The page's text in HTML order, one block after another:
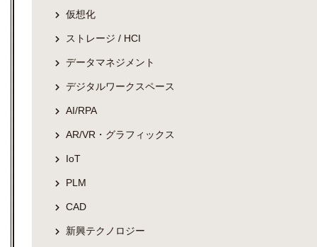
仮想化
ストレージ / HCI
データマネジメント
デジタルワークスペース
AI/RPA
AR/VR・グラフィックス
IoT
PLM
CAD
新興テクノロジー